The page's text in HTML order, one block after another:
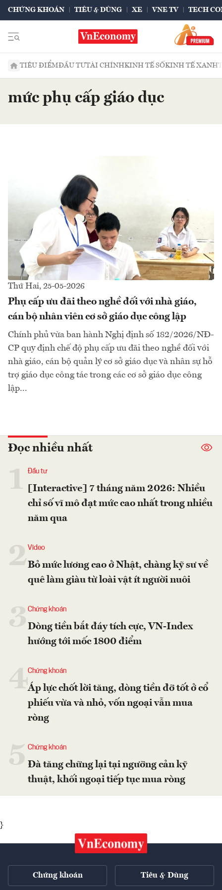
CHỨNG KHOÁN TIÊU & DÙNG XE VNE TV TECH
TIÊU ĐIỂMĐẦU TƯTÀI CHÍNHKINH TẾ SỐKINH TẾ XANH
mức phụ cấp giáo dục
Thứ Hai, 25-05-2026
Phụ cấp ưu đãi theo nghề đối với nhà giáo,
cán bộ nhân viên cơ sở giáo dục công lập
Chính phủ vừa ban hành Nghị định số 182/2026/NĐ-
CP quy định chế độ phụ cấp ưu đãi theo nghề đối với
nhà giáo, cán bộ quản lý cơ sở giáo dục và nhân sự hỗ
trợ giáo dục công tác trong các cơ sở giáo dục công
lập...
Đọc nhiều nhất
Đầu tư
[Interactive] 7 tháng năm 2026: Nhiều
chỉ số vĩ mô đạt mức cao nhất trong nhiều
năm qua
2Video
Bỏ mức lương cao ở Nhật, chàng kỹ sư về
quê làm giàu từ loài vật ít người nuôi
Chứng khoán
Dòng tiền bắt đáy tích cực, VN-Index
hướng tới mốc 1800 điểm
4Chứng khoán
Áp lực chốt lời tăng, dòng tiền đỡ tốt ở cổ
phiếu vừa và nhỏ, vốn ngoại vẫn mua
ròng
Chứng khoán
Đà tăng chững lại tại ngưỡng cản kỹ
thuật, khối ngoại tiếp tục mua ròng
}
Chứng khoán Tiêu & Dùng